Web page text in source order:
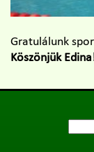
Gratulálunk
Köszönjük